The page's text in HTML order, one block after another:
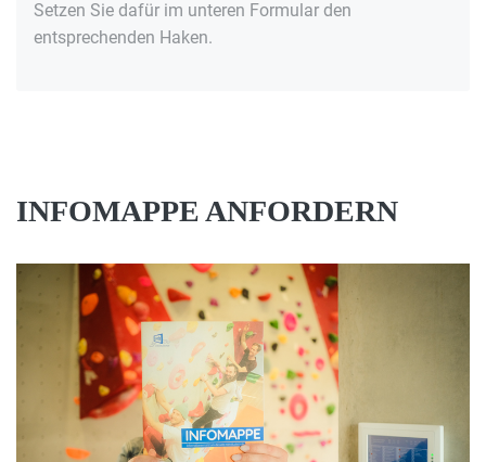
Setzen Sie dafür im unteren Formular den
entsprechenden Haken.
INFOMAPPE ANFORDERN